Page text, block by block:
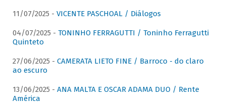
11/07/2025 - VICENTE PASCHOAL / Diálogos
04/07/2025 - TONINHO FERRAGUTTI / Toninho Ferragutti
Quinteto
27/06/2025 - CAMERATA LIETO FINE / Barroco - do claro
ao escuro
13/06/2025 - ANA MALTA E OSCAR ADAMA DUO / Rente
América